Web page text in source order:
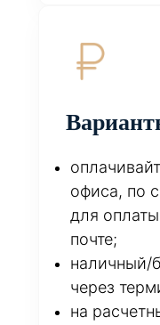
офиса, по
для
почте;
наличный/
через
на